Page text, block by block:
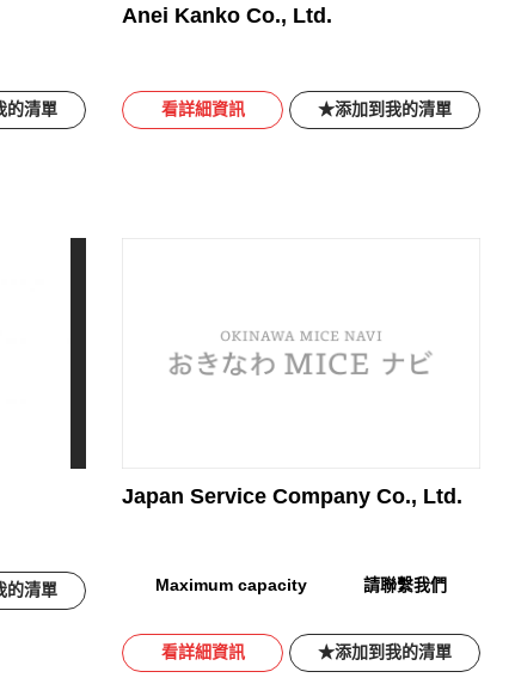
的清單
Anei Kanko Co., Ltd.
看詳細資訊 添加到我的清單
的清單
Japan Service Company Co., Ltd.
Maximum capacity 請聯繫我們
看詳細資訊 添加到我的清單